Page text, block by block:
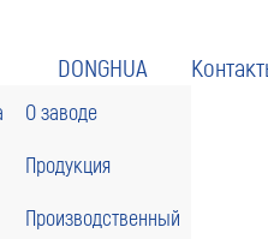
DONGHUA
О заводе
Продукция
Производственный